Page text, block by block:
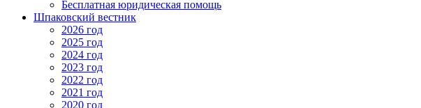
Бесплатная юридическая помощь
Шпаковский вестник
2026 год
2025 год
2024 год
2023 год
2022 год
2021 год
2020 год